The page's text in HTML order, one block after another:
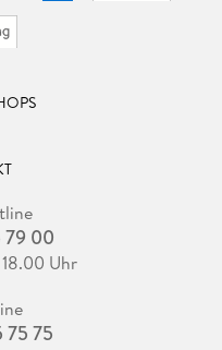
00
Uhr
75